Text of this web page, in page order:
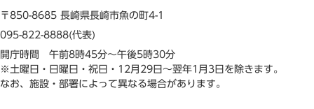
〒850-8685 長崎県長崎市魚の町4-1
095-822-8888(代表)
開庁時間 午前8時45分～午後5時30分
※土曜日・日曜日・祝日・12月29日～翌年1月3日を除きます。
なお、施設・部署によって異なる場合があります。